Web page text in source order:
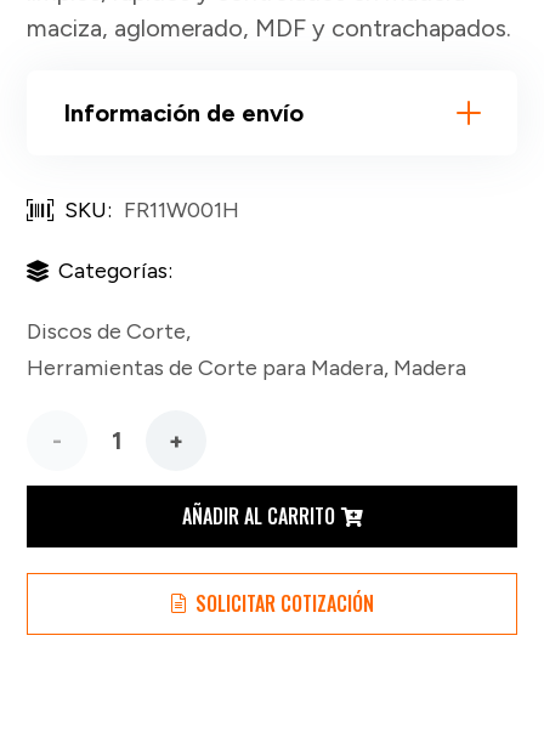
maciza, aglomerado, MDF y contrachapados.
Información de envío
SKU: FR11W001H
Categorías:
Discos de Corte,
Herramientas de Corte para Madera, Madera
Disco
AÑADIR AL CARRITO
SOLICITAR COTIZACIÓN